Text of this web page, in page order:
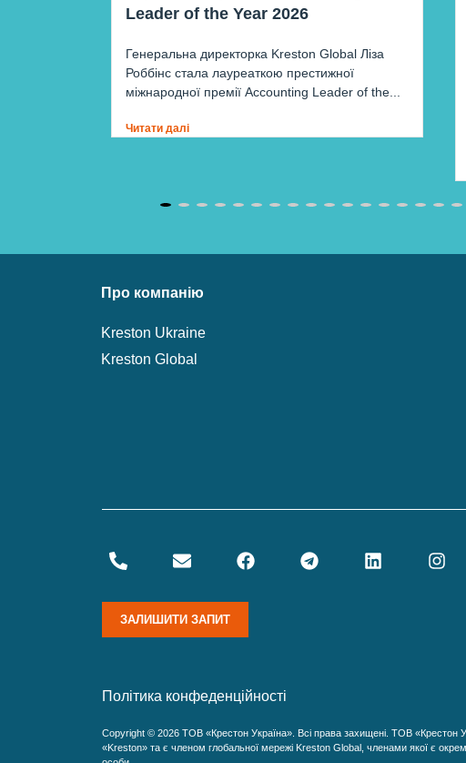
Leader of the Year 2026
Генеральна директорка Kreston Global Ліза
Роббінс стала лауреаткою престижної
міжнародної премії Accounting Leader of the...
Читати далі
Про компанію
Kreston Ukraine
Kreston Global
ЗАЛИШИТИ ЗАПИТ
Політика конфеденційності
Copyright © 2026 ТОВ «Крестон Україна». Всі права захищені. ТОВ «Крестон
«Kreston» та є членом глобальної мережі Kreston Global, членами якої є